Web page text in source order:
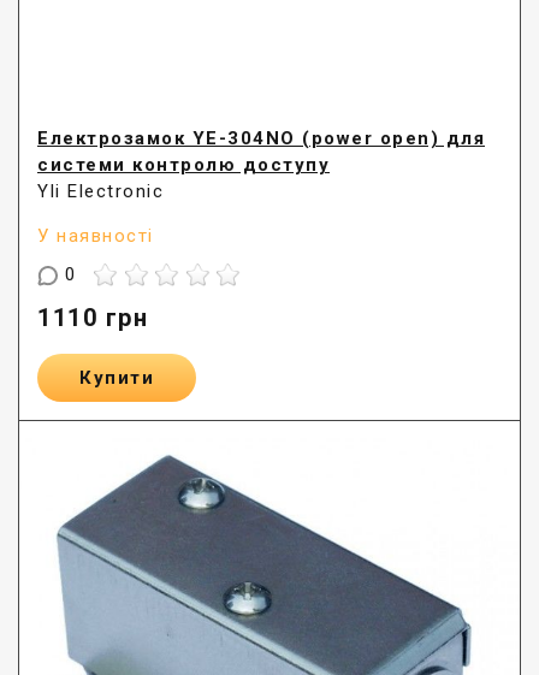
Електрозамок YE-304NO (power open) для
системи контролю доступу
Yli Electronic
У наявності
0
1110 грн
Купити